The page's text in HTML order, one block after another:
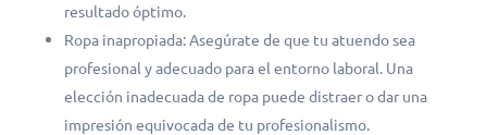
resultado óptimo.
Ropa inapropiada: Asegúrate de que tu atuendo sea
profesional y adecuado para el entorno laboral. Una
elección inadecuada de ropa puede distraer o dar una
impresión equivocada de tu profesionalismo.